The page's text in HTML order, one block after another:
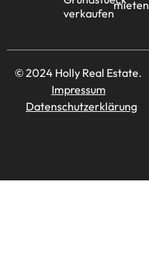
verkaufen
mieten
© 2024 Holly Real Estate.
Impressum
Datenschutzerklärung